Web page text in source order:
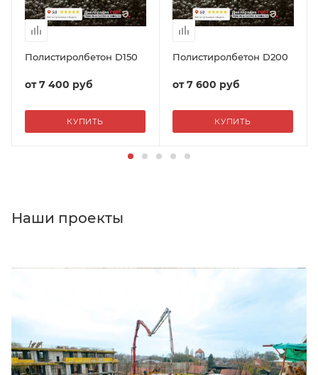
Полистиролбетон D150
от7 400 руб
КУПИТЬ
Полистиролбетон D200
от7 600 руб
КУПИТЬ
Наши проекты